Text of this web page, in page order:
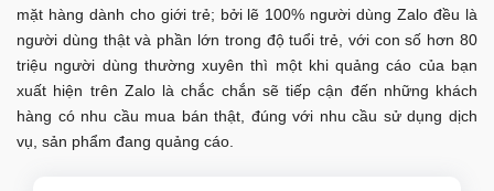
mặt hàng dành cho giới trẻ; bởi lẽ 100% người dùng Zalo đều là
người dùng thật và phần lớn trong độ tuổi trẻ, với con số hơn 80
triệu người dùng thường xuyên thì một khi quảng cáo của bạn
xuất hiện trên Zalo là chắc chắn sẽ tiếp cận đến những khách
hàng có nhu cầu mua bán thật, đúng với nhu cầu sử dụng dịch
vụ, sản phẩm đang quảng cáo.